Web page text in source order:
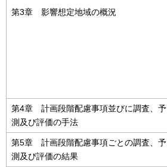
第3章 影響想定地域の概況
第4章 計画段階配慮事項並びに調査、予
測及び評価の手法
第5章 計画段階配慮事項ごとの調査、予
測及び評価の結果